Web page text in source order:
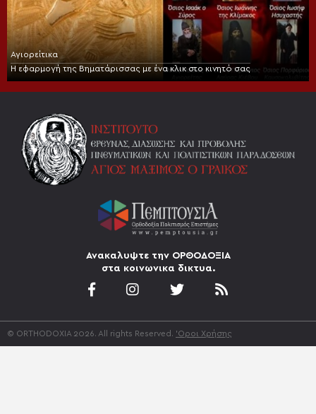
Αγιορείτικα
Η εφαρμογή της Βηματάρισσας με ένα κλικ στο κινητό σας
Ανακαλυψτε την ΟΡΘΟΔΟΞΙΑ
στα κοινωνικα δικτυα.
© ORTHODOXIA 2026. All rights Reserved. 'Οροι Χρήσης